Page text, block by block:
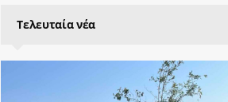
Τελευταία νέα